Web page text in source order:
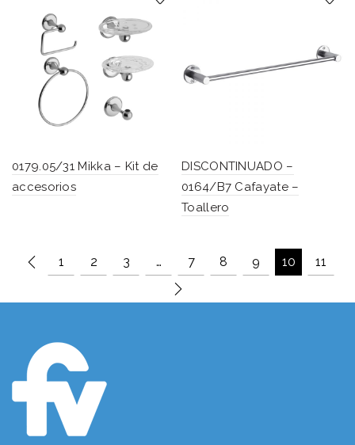
0179.05/31 Mikka – Kit de
accesorios
DISCONTINUADO –
0164/B7 Cafayate –
Toallero
1 2 3 … 7 8 9 10 11